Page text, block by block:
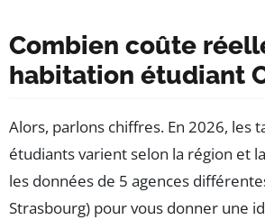
Combien coûte
habitation étudiant
Alors, parlons chiffres. En 2026, les
étudiants varient selon la région et
les données de 5 agences
Strasbourg) pour vous donner une